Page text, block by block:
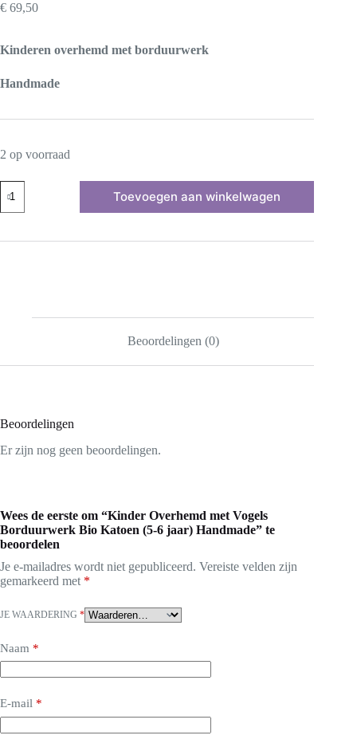
€ 69,50
Kinderen overhemd met borduurwerk
Handmade
2 op voorraad
Kinder
Overhemd
met
Borduurwerk
Handmade
Toevoegen aan winkelwagen
Beoordelingen (0)
Beoordelingen
Er zijn nog geen beoordelingen.
Wees de eerste om “Kinder Overhemd met Vogels
Borduurwerk Bio Katoen (5-6 jaar) Handmade” te
beoordelen
Je e-mailadres wordt niet gepubliceerd. Vereiste velden zijn
gemarkeerd met *
JE WAARDERING *
Naam *
E-mail *